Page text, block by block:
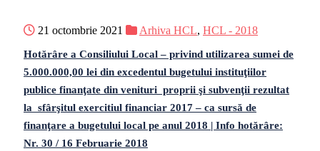
21 octombrie 2021 Arhiva HCL, HCL - 2018
Hotărâre a Consiliului Local – privind utilizarea sumei de
5.000.000,00 lei din excedentul bugetului instituţiilor
publice finanţate din venituri proprii şi subvenţii rezultat
la sfârşitul exercitiul financiar 2017 – ca sursă de
finanţare a bugetului local pe anul 2018 | Info hotărâre:
Nr. 30 / 16 Februarie 2018